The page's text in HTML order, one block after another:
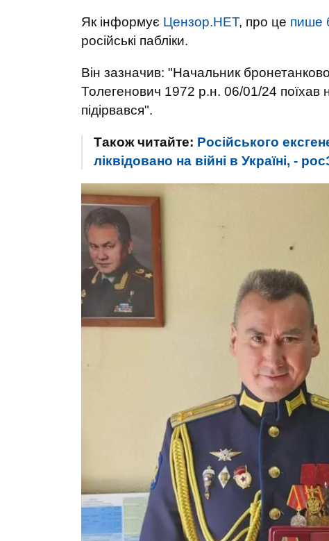
Як інформує Цензор.НЕТ, про це пише
російські пабліки.
Він зазначив: "Начальник
Толегенович 1972 р.н. 06/01/24 поїхав
підірвався".
Також читайте: Російського
ліквідовано на війні в Україні, -